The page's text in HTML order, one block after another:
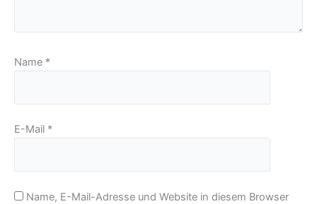
Name *
E-Mail *
Name, E-Mail-Adresse und Website in diesem Browser